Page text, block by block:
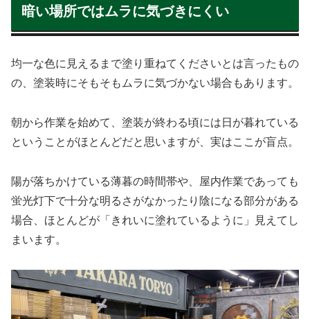
暗い場所ではムラに気づきにくい
均一な色に見えるまで塗り重ねてくださいとは言ったもの
の、塗装時にそもそもムラに気づかない場合もあります。
朝から作業を始めて、塗装が終わる頃には日が暮れている
ということがほとんどだと思いますが、実はここが盲点。
陽が落ちかけている薄暮の時間帯や、屋内作業であっても
蛍光灯下で十分な明るさがなかったり陰になる部分がある
場合、ほとんどが「きれいに塗れているように」見えてし
まいます。